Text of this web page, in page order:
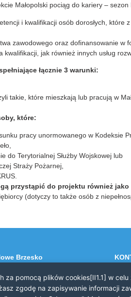
Małopolski pociąg do kariery – sezon
i kwalifikacji osób dorosłych, które
zawodowego oraz dofinansowanie w
jak również innych usług
łącznie 3 warunki:
takie, które mieszkają lub pracują w
które:
pracy unormowanego w Kodeksie
do Terytorialnej Służby Wojskowej lub
Straży Pożarnej,
przystąpić do projektu również
(dotyczy to także osób z
Brzesko
Email:
pomocą plików cookies[II1.1] w celu
zgodę na zapisywanie informacji